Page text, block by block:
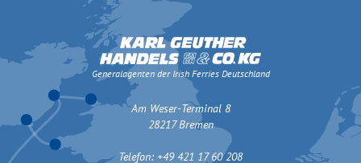
Generalagenten der Irish Ferries Deutschland
Am Weser-Terminal 8
28217 Bremen
Telefon: +49 421 17 60 208